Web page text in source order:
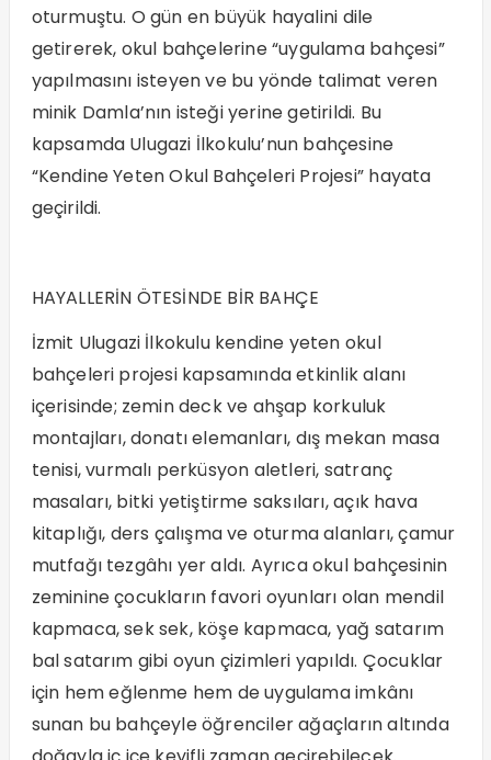
oturmuştu. O gün en büyük hayalini dile
getirerek, okul bahçelerine “uygulama bahçesi”
yapılmasını isteyen ve bu yönde talimat veren
minik Damla’nın isteği yerine getirildi. Bu
kapsamda Ulugazi İlkokulu’nun bahçesine
“Kendine Yeten Okul Bahçeleri Projesi” hayata
geçirildi.
HAYALLERİN ÖTESİNDE BİR BAHÇE
İzmit Ulugazi İlkokulu kendine yeten okul
bahçeleri projesi kapsamında etkinlik alanı
içerisinde; zemin deck ve ahşap korkuluk
montajları, donatı elemanları, dış mekan masa
tenisi, vurmalı perküsyon aletleri, satranç
masaları, bitki yetiştirme saksıları, açık hava
kitaplığı, ders çalışma ve oturma alanları, çamur
mutfağı tezgâhı yer aldı. Ayrıca okul bahçesinin
zeminine çocukların favori oyunları olan mendil
kapmaca, sek sek, köşe kapmaca, yağ satarım
bal satarım gibi oyun çizimleri yapıldı. Çocuklar
için hem eğlenme hem de uygulama imkânı
sunan bu bahçeyle öğrenciler ağaçların altında